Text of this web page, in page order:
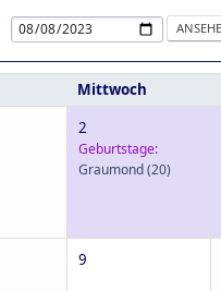
Mittwoch
2
Geburtstage:
Graumond(20)
9